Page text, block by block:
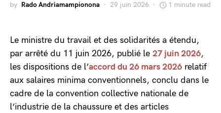
by Rado Andriamampionona 29 juin 2026 1 minute read
Le ministre du travail et des solidarités a étendu,
par arrêté du 11 juin 2026, publié le 27 juin 2026,
les dispositions de l’accord du 26 mars 2026 relatif
aux salaires minima conventionnels, conclu dans le
cadre de la convention collective nationale de
l’industrie de la chaussure et des articles